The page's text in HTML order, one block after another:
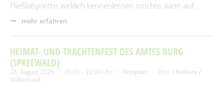
Fließlabyrinths wirklich kennenlernen möchte, kann auf …
mehr erfahren
HEIMAT- UND TRACHTENFEST DES AMTES BURG
(SPREEWALD)
28. August 2026 15:00 – 23:00 Uhr Festplatz
Chor / Folklore /
Volksmusik